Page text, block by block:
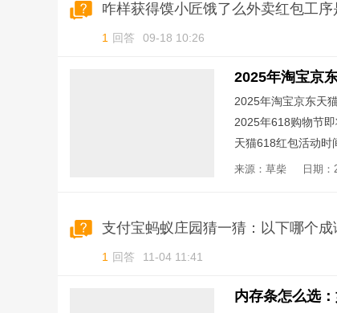
咋样获得馍小匠饿了么外卖红包工序
1 回答 09-18 10:26
2025年淘宝京东天
2025年618购物节
天猫618红包活动时
日。这两个平台都
来源：草柴 日期
支付宝蚂蚁庄园猜一猜：以下哪个
1 回答 11-04 11:41
内存条怎么选